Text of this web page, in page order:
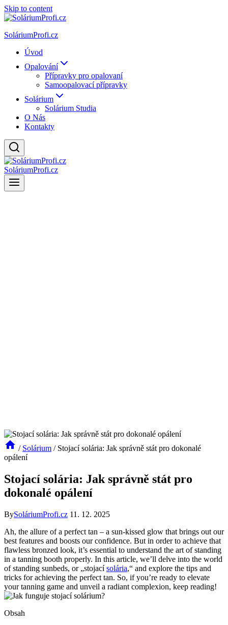
Skip to content
SoláriumProfi.cz
Úvod
Opalování
Přípravky pro opalovaní
Samoopalovací přípravky
Solárium
Solárium Studia
O Nás
Kontakty
SoláriumProfi.cz
/ Solárium / Stojací solária: Jak správně stát pro dokonalé
opálení
Stojací solária: Jak správně stát pro
dokonalé opálení
BySoláriumProfi.cz 11. 12. 2025
Ah, the allure of a perfect tan – a sun-kissed glow that brings out our
best features and boosts our confidence. But in order to achieve that
flawless bronzed look, it’s essential to understand the art of standing
in a tanning booth properly. In this article, we’ll delve into the world
of standing sunbeds, or „stojacísolária,“ and explore the tips and
tricks for achieving the perfect tan. So, if you’re ready to elevate
your tanning game and unveil a radiant complexion, keep reading!
Obsah